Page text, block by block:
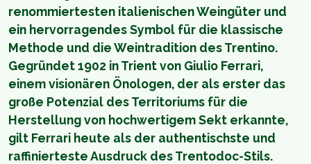
renommiertesten italienischen Weingüter und
ein hervorragendes Symbol für die klassische
Methode und die Weintradition des Trentino.
Gegründet 1902 in Trient von Giulio Ferrari,
einem visionären Önologen, der als erster das
große Potenzial des Territoriums für die
Herstellung von hochwertigem Sekt erkannte,
gilt Ferrari heute als der authentischste und
raffinierteste Ausdruck des Trentodoc-Stils.